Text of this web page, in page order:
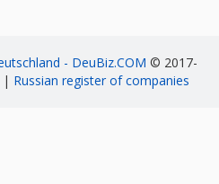
- DeuBiz.COM © 2017-
| Russian register of companies